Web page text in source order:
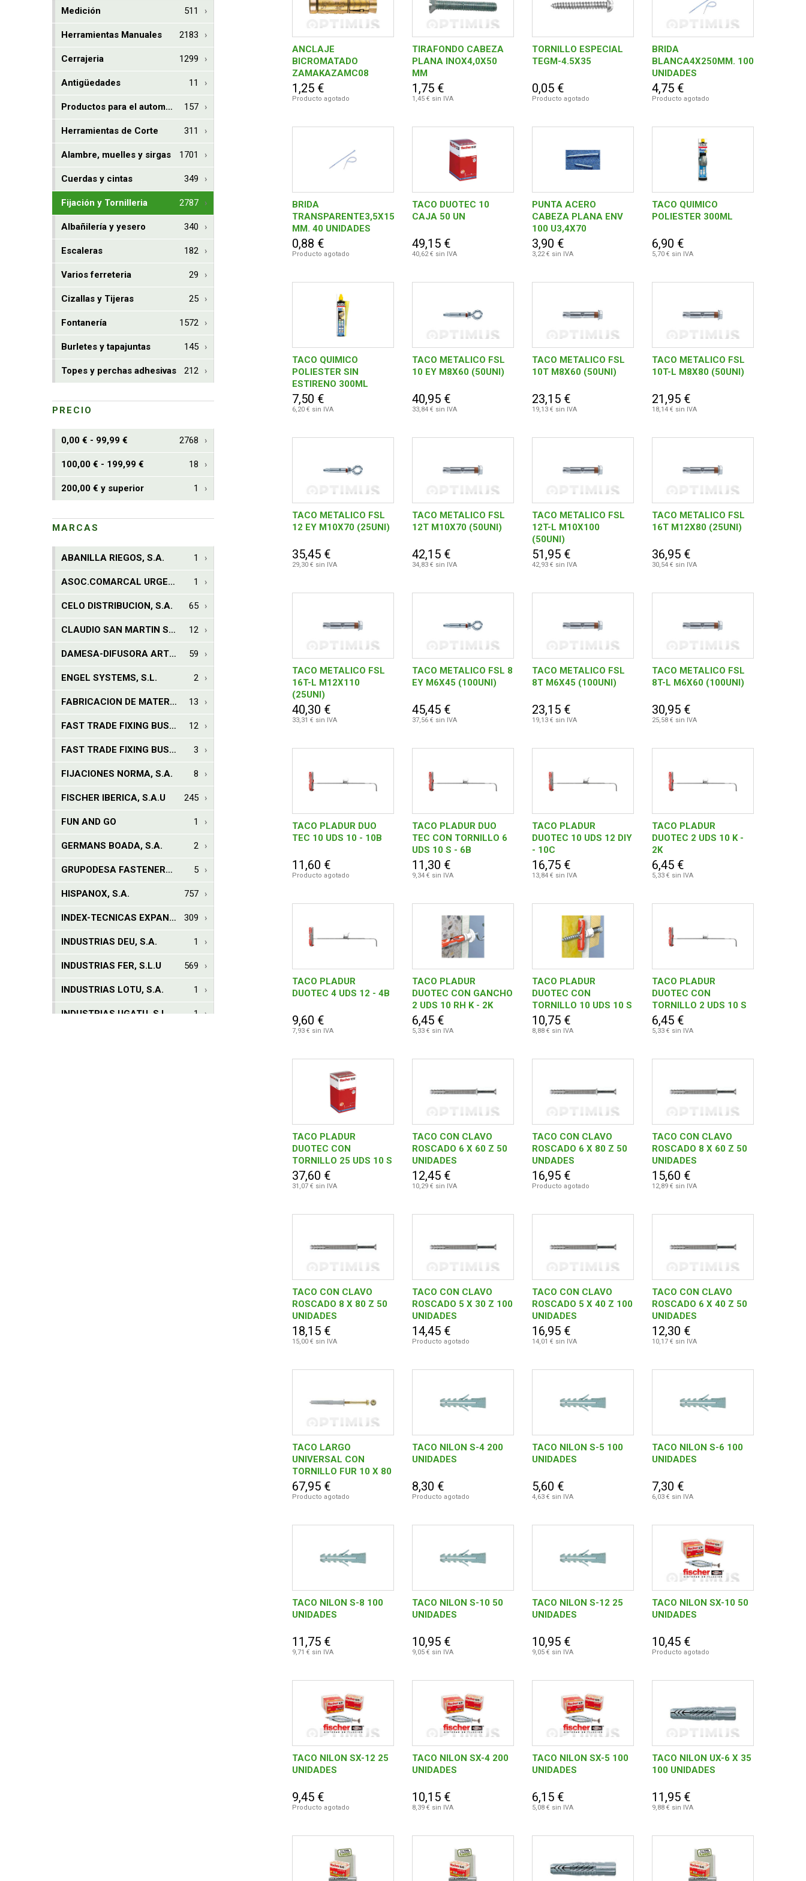
Medición 511
Herramientas Manuales 2183
Cerrajeria 1299
Antigüedades 11
Productos para el automovil 157
Herramientas de Corte 311
Alambre, muelles y sirgas 1701
Cuerdas y cintas 349
Fijación y Tornilleria 2787
Albañilería y yesero 340
Escaleras 182
Varios ferreteria 29
Cizallas y Tijeras 25
Fontanería 1572
Burletes y tapajuntas 145
Topes y perchas adhesivas 212
PRECIO
0,00 € - 99,99 € 2768
100,00 € - 199,99 € 18
200,00 € y superior 1
MARCAS
ABANILLA RIEGOS, S.A. 1
ASOC.COMARCAL URGELL D'AJUDA AL MINUSV. 1
CELO DISTRIBUCION, S.A. 65
CLAUDIO SAN MARTIN S.A. 12
DAMESA-DIFUSORA ARTICULOS MECAN.ESP,S.A. 59
ENGEL SYSTEMS, S.L. 2
FABRICACION DE MATERIAL ELECTRICO, S.A. 13
FAST TRADE FIXING BUSINESS IBÃ‰RICA, S.A.U. 12
FAST TRADE FIXING BUSINESS IBÉRICA, S.A.U. 3
FIJACIONES NORMA, S.A. 8
FISCHER IBERICA, S.A.U 245
FUN AND GO 1
GERMANS BOADA, S.A. 2
GRUPODESA FASTENERS, S.A.U. 5
HISPANOX, S.A. 757
INDEX-TECNICAS EXPANSIVAS, S.L. 309
INDUSTRIAS DEU, S.A. 1
INDUSTRIAS FER, S.L.U 569
INDUSTRIAS LOTU, S.A. 1
INDUSTRIAS UGATU, S.L. 1
ANCLAJE
BICROMATADO
ZAMAKAZAMC08
1,25 €
Producto agotado
TIRAFONDO CABEZA
PLANA INOX4,0X50
MM
1,75 €
1,45 € sin IVA
TORNILLO ESPECIAL
TEGM-4.5X35
0,05 €
Producto agotado
BRIDA
BLANCA4X250MM. 100
UNIDADES
4,75 €
Producto agotado
BRIDA
TRANSPARENTE3,5X150
MM. 40 UNIDADES
0,88 €
Producto agotado
TACO DUOTEC 10
CAJA 50 UN
49,15 €
40,62 € sin IVA
PUNTA ACERO
CABEZA PLANA ENV
100 U3,4X70
3,90 €
3,22 € sin IVA
TACO QUIMICO
POLIESTER 300ML
6,90 €
5,70 € sin IVA
TACO QUIMICO
POLIESTER SIN
ESTIRENO 300ML
7,50 €
6,20 € sin IVA
TACO METALICO FSL
10 EY M8X60 (50UNI)
40,95 €
33,84 € sin IVA
TACO METALICO FSL
10T M8X60 (50UNI)
23,15 €
19,13 € sin IVA
TACO METALICO FSL
10T-L M8X80 (50UNI)
21,95 €
18,14 € sin IVA
TACO METALICO FSL
12 EY M10X70 (25UNI)
35,45 €
29,30 € sin IVA
TACO METALICO FSL
12T M10X70 (50UNI)
42,15 €
34,83 € sin IVA
TACO METALICO FSL
12T-L M10X100
(50UNI)
51,95 €
42,93 € sin IVA
TACO METALICO FSL
16T M12X80 (25UNI)
36,95 €
30,54 € sin IVA
TACO METALICO FSL
16T-L M12X110
(25UNI)
40,30 €
33,31 € sin IVA
TACO METALICO FSL 8
EY M6X45 (100UNI)
45,45 €
37,56 € sin IVA
TACO METALICO FSL
8T M6X45 (100UNI)
23,15 €
19,13 € sin IVA
TACO METALICO FSL
8T-L M6X60 (100UNI)
30,95 €
25,58 € sin IVA
TACO PLADUR DUO
TEC 10 UDS 10 - 10B
11,60 €
Producto agotado
TACO PLADUR DUO
TEC CON TORNILLO 6
UDS 10 S - 6B
11,30 €
9,34 € sin IVA
TACO PLADUR
DUOTEC 10 UDS 12 DIY
- 10C
16,75 €
13,84 € sin IVA
TACO PLADUR
DUOTEC 2 UDS 10 K -
2K
6,45 €
5,33 € sin IVA
TACO PLADUR
DUOTEC 4 UDS 12 - 4B
9,60 €
7,93 € sin IVA
TACO PLADUR
DUOTEC CON GANCHO
2 UDS 10 RH K - 2K
6,45 €
5,33 € sin IVA
TACO PLADUR
DUOTEC CON
TORNILLO 10 UDS 10 S
PH DIY - 10C CABEZA
PALNA
10,75 €
8,88 € sin IVA
TACO PLADUR
DUOTEC CON
TORNILLO 2 UDS 10 S
K - 2K
6,45 €
5,33 € sin IVA
TACO PLADUR
DUOTEC CON
TORNILLO 25 UDS 10 S
- 25C
37,60 €
31,07 € sin IVA
TACO CON CLAVO
ROSCADO 6 X 60 Z 50
UNIDADES
12,45 €
10,29 € sin IVA
TACO CON CLAVO
ROSCADO 6 X 80 Z 50
UNDADES
16,95 €
Producto agotado
TACO CON CLAVO
ROSCADO 8 X 60 Z 50
UNIDADES
15,60 €
12,89 € sin IVA
TACO CON CLAVO
ROSCADO 8 X 80 Z 50
UNIDADES
18,15 €
15,00 € sin IVA
TACO CON CLAVO
ROSCADO 5 X 30 Z 100
UNIDADES
14,45 €
Producto agotado
TACO CON CLAVO
ROSCADO 5 X 40 Z 100
UNIDADES
16,95 €
14,01 € sin IVA
TACO CON CLAVO
ROSCADO 6 X 40 Z 50
UNIDADES
12,30 €
10,17 € sin IVA
TACO LARGO
UNIVERSAL CON
TORNILLO FUR 10 X 80
SS 50 UNIDADES
67,95 €
Producto agotado
TACO NILON S-4 200
UNIDADES
8,30 €
Producto agotado
TACO NILON S-5 100
UNIDADES
5,60 €
4,63 € sin IVA
TACO NILON S-6 100
UNIDADES
7,30 €
6,03 € sin IVA
TACO NILON S-8 100
UNIDADES
11,75 €
9,71 € sin IVA
TACO NILON S-10 50
UNIDADES
10,95 €
9,05 € sin IVA
TACO NILON S-12 25
UNIDADES
10,95 €
9,05 € sin IVA
TACO NILON SX-10 50
UNIDADES
10,45 €
Producto agotado
TACO NILON SX-12 25
UNIDADES
9,45 €
Producto agotado
TACO NILON SX-4 200
UNIDADES
10,15 €
8,39 € sin IVA
TACO NILON SX-5 100
UNIDADES
6,15 €
5,08 € sin IVA
TACO NILON UX-6 X 35
100 UNIDADES
11,95 €
9,88 € sin IVA